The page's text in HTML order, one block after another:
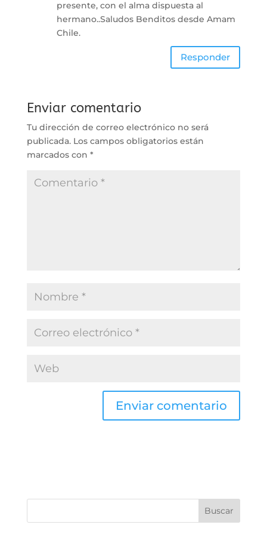
presente, con el alma dispuesta al
hermano..Saludos Benditos desde Amam
Chile.
Responder
Enviar comentario
Tu dirección de correo electrónico no será
publicada. Los campos obligatorios están
marcados con *